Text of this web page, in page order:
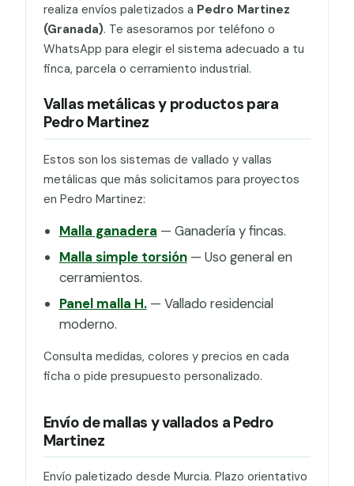
realiza envíos paletizados a Pedro Martinez
(Granada). Te asesoramos por teléfono o
WhatsApp para elegir el sistema adecuado a tu
finca, parcela o cerramiento industrial.
Vallas metálicas y productos para
Pedro Martinez
Estos son los sistemas de vallado y vallas
metálicas que más solicitamos para proyectos
en Pedro Martinez:
Malla ganadera — Ganadería y fincas.
Malla simple torsión— Uso general en
cerramientos.
Panel malla H.— Vallado residencial
moderno.
Consulta medidas, colores y precios en cada
ficha o pide presupuesto personalizado.
Envío de mallas y vallados a Pedro
Martinez
Envío paletizado desde Murcia. Plazo orientativo